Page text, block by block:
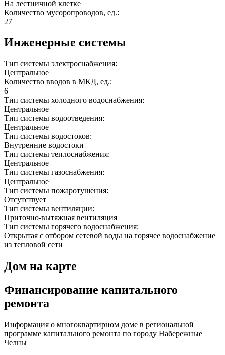
На лестничной клетке
Количество мусоропроводов, ед.:
27
Инженерные системы
Тип системы электроснабжения:
Центральное
Количество вводов в МКД, ед.:
6
Тип системы холодного водоснабжения:
Центральное
Тип системы водоотведения:
Центральное
Тип системы водостоков:
Внутренние водостоки
Тип системы теплоснабжения:
Центральное
Тип системы газоснабжения:
Центральное
Тип системы пожаротушения:
Отсутствует
Тип системы вентиляции:
Приточно-вытяжная вентиляция
Тип системы горячего водоснабжения:
Открытая с отбором сетевой воды на горячее водоснабжение
из тепловой сети
Дом на карте
Финансирование капитального
ремонта
Информация о многоквартирном доме в региональной
программе капитального ремонта по городу Набережные
Челны